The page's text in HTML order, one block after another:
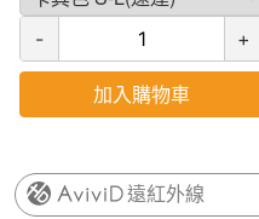
- +
加入購物車
遠紅外線